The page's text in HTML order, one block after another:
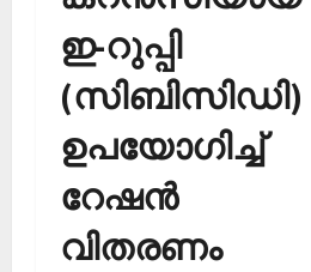
ഇ-റുപ്പി
(സിബിസിഡി)
ഉപയോഗിച്ച്
റേഷന്‍
വിതരണം